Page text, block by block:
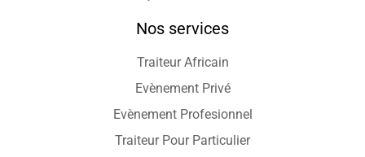
Nos services
Traiteur Africain
Evènement Privé
Evènement Profesionnel
Traiteur Pour Particulier